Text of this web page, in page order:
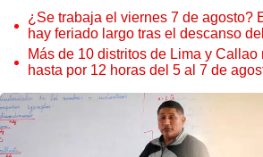
¿Se trabaja el viernes 7 de agosto?
hay feriado largo tras el descanso
Más de 10 distritos de Lima y Callao
hasta por 12 horas del 5 al 7 de